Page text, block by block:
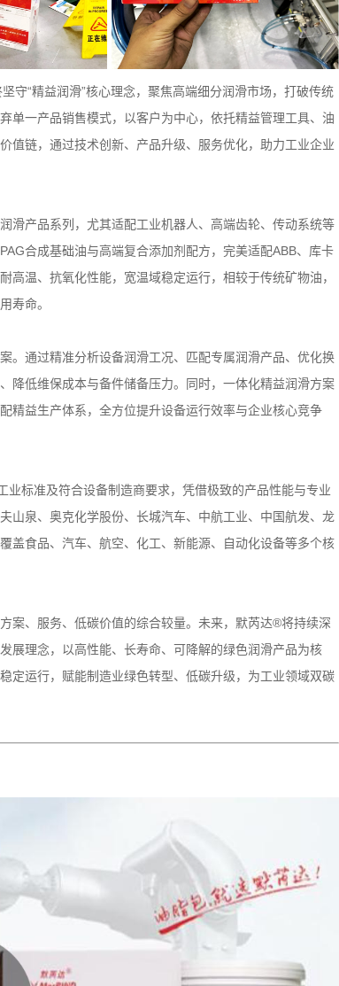
坚守“精益润滑”核心理念，聚焦高端细分润滑市场，打破传统
单一产品销售模式，以客户为中心，依托精益管理工具、油
值链，通过技术创新、产品升级、服务优化，助力工业企业
滑产品系列，尤其适配工业机器人、高端齿轮、传动系统等
PAG合成基础油与高端复合添加剂配方，完美适配ABB、库卡
温、抗氧化性能，宽温域稳定运行，相较于传统矿物油，
寿命。
。通过精准分析设备润滑工况、匹配专属润滑产品、优化换
降低维保成本与备件储备压力。同时，一体化精益润滑方案
精益生产体系，全方位提升设备运行效率与企业核心竞争
标准及符合设备制造商要求，凭借极致的产品性能与专业
山泉、奥克化学股份、长城汽车、中航工业、中国航发、龙
盖食品、汽车、航空、化工、新能源、自动化设备等多个核
案、服务、低碳价值的综合较量。未来，默芮达®将持续深
展理念，以高性能、长寿命、可降解的绿色润滑产品为核
定运行，赋能制造业绿色转型、低碳升级，为工业领域双碳